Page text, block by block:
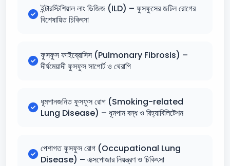
ইন্টারস্টিশিয়াল লাং ডিজিজ (ILD) – ফুসফুসের জটিল রোগের
বিশেষায়িত চিকিৎসা
ফুসফুস ফাইব্রোসিস (Pulmonary Fibrosis) –
দীর্ঘমেয়াদী ফুসফুস সাপোর্ট ও থেরাপি
ধূমপানজনিত ফুসফুস রোগ (Smoking-related
Lung Disease) – ধূমপান বন্ধ ও রিহ্যাবিলিটেশন
পেশাগত ফুসফুস রোগ (Occupational Lung
Disease) – এক্সপোজার নিয়ন্ত্রণ ও চিকিৎসা